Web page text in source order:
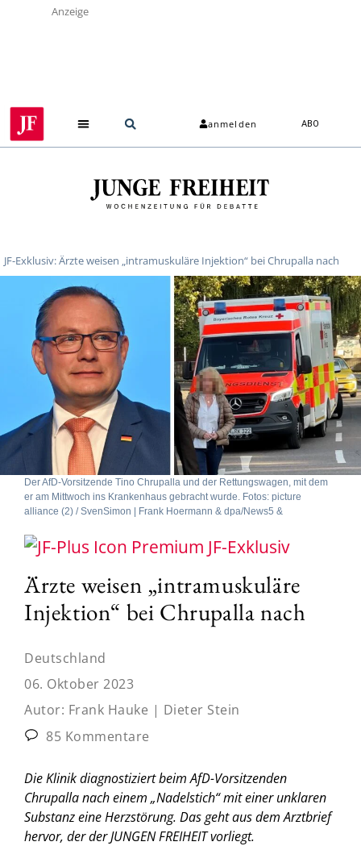
Anzeige
anmelden ABO
JF-Exklusiv: Ärzte weisen „intramuskuläre Injektion“ bei Chrupalla nach
Der AfD-Vorsitzende Tino Chrupalla und der Rettungswagen, mit dem
er am Mittwoch ins Krankenhaus gebracht wurde. Fotos: picture
alliance (2) / SvenSimon | Frank Hoermann & dpa/News5 &
JF-Exklusiv
Ärzte weisen „intramuskuläre
Injektion“ bei Chrupalla nach
Deutschland
06. Oktober 2023
Autor: Frank Hauke | Dieter Stein
85 Kommentare
Die Klinik diagnostiziert beim AfD-Vorsitzenden
Chrupalla nach einem „Nadelstich“ mit einer unklaren
Substanz eine Herzstörung. Das geht aus dem Arztbrief
hervor, der der JUNGEN FREIHEIT vorliegt.